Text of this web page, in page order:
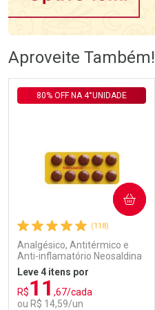
Comprar sem Desconto
Por R$ 106,99/cada
Comprar sem Desconto
Por R$ 106,99/cada
Aproveite Também!
(118)
Analgésico, Antitérmico e
Anti-inflamatório Neosaldina
30mg + 300mg + 30mg 10
Drágeas
80% OFF NA 4°UNIDADE
Leve 4 itens por
R$11 ,67/cada
ou R$ 14,59/un
COMPRAR